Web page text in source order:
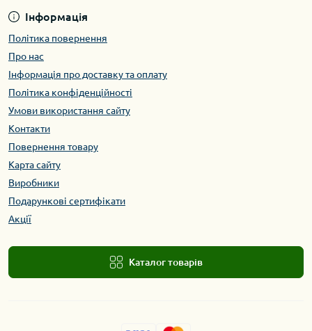
Інформація
Політика повернення
Про нас
Інформація про доставку та оплату
Політика конфіденційності
Умови використання сайту
Контакти
Повернення товару
Карта сайту
Виробники
Подарункові сертифікати
Акції
Каталог товарів